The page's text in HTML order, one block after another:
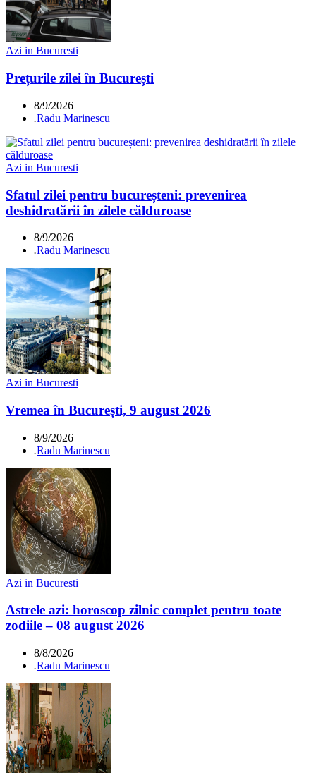
Azi in Bucuresti
Prețurile zilei în București
8/9/2026
.Radu Marinescu
Azi in Bucuresti
Sfatul zilei pentru bucureșteni: prevenirea
deshidratării în zilele călduroase
8/9/2026
.Radu Marinescu
Azi in Bucuresti
Vremea în București, 9 august 2026
8/9/2026
.Radu Marinescu
Azi in Bucuresti
Astrele azi: horoscop zilnic complet pentru toate
zodiile – 08 august 2026
8/8/2026
.Radu Marinescu